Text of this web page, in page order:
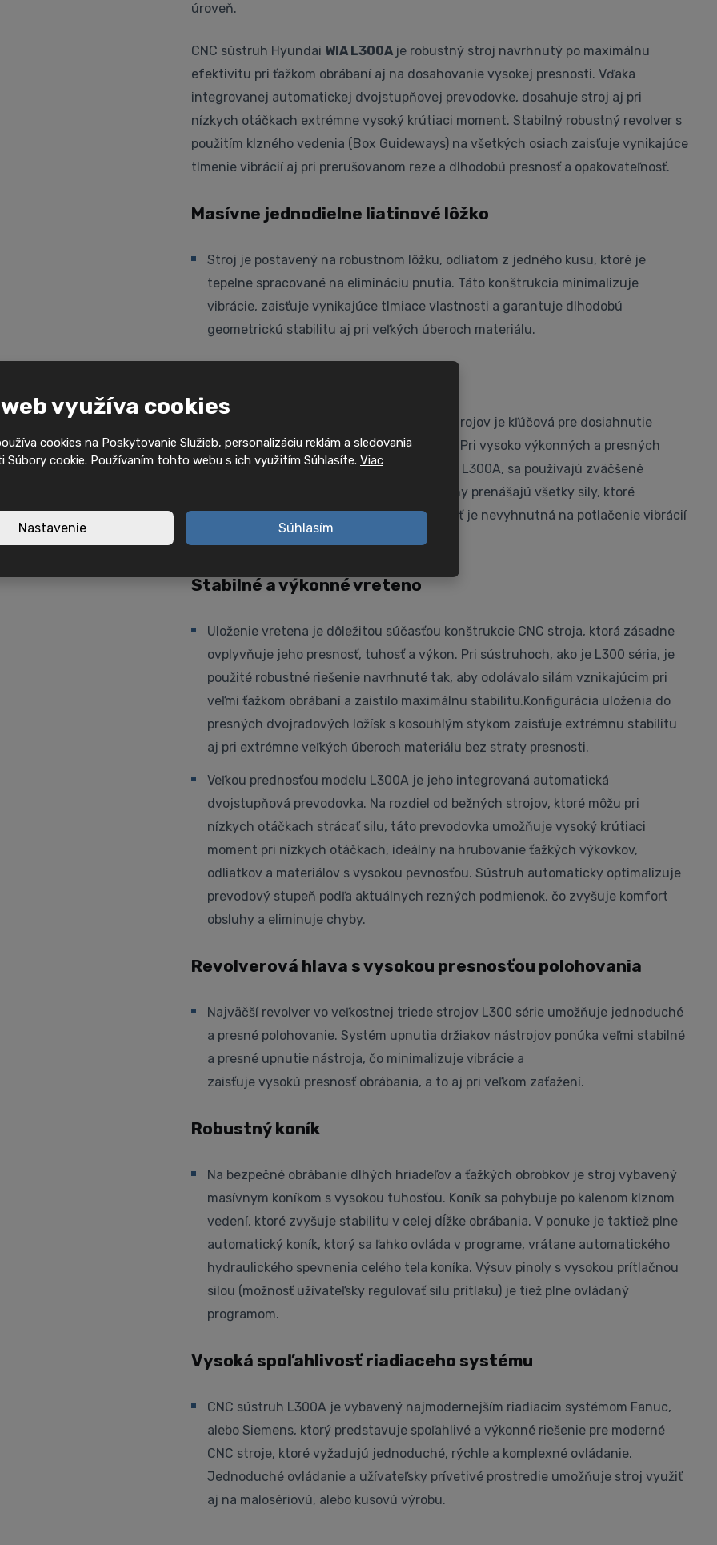
úroveň.
CNC sústruh Hyundai WIA L300A je robustný stroj navrhnutý po maximálnu
efektivitu pri ťažkom obrábaní aj na dosahovanie vysokej presnosti. Vďaka
integrovanej automatickej dvojstupňovej prevodovke, dosahuje stroj aj pri
nízkych otáčkach extrémne vysoký krútiaci moment. Stabilný robustný revolver s
použitím klzného vedenia (Box Guideways) na všetkých osiach zaisťuje vynikajúce
tlmenie vibrácií aj pri prerušovanom reze a dlhodobú presnosť a opakovateľnosť.
Masívne jednodielne liatinové lôžko
Stroj je postavený na robustnom lôžku, odliatom z jedného kusu, ktoré je
tepelne spracované na elimináciu pnutia. Táto konštrukcia minimalizuje
vibrácie, zaisťuje vynikajúce tlmiace vlastnosti a garantuje dlhodobú
geometrickú stabilitu aj pri veľkých úberoch materiálu.
Konštrukcia pojazdov (vedenie) osí CNC strojov je kľúčová pre dosiahnutie
presnosti a stability obrábacieho procesu. Pri vysoko výkonných a presných
strojoch, ako je CNC sústruh Hyundai WIA L300A, sa používajú zväčšené
vodiace plochy na vedenie osí. Tieto plochy prenášajú všetky sily, ktoré
vznikajú počas obrábania, a ich robustnosť je nevyhnutná na potlačenie vibrácií
Stabilné a výkonné vreteno
Uloženie vretena je dôležitou súčasťou konštrukcie CNC stroja, ktorá zásadne
ovplyvňuje jeho presnosť, tuhosť a výkon. Pri sústruhoch, ako je L300 séria, je
použité robustné riešenie navrhnuté tak, aby odolávalo silám vznikajúcim pri
veľmi ťažkom obrábaní a zaistilo maximálnu stabilitu.Konfigurácia uloženia do
presných dvojradových ložísk s kosouhlým stykom zaisťuje extrémnu stabilitu
aj pri extrémne veľkých úberoch materiálu bez straty presnosti.
Veľkou prednosťou modelu L300A je jeho integrovaná automatická
dvojstupňová prevodovka. Na rozdiel od bežných strojov, ktoré môžu pri
nízkych otáčkach strácať silu, táto prevodovka umožňuje vysoký krútiaci
moment pri nízkych otáčkach, ideálny na hrubovanie ťažkých výkovkov,
odliatkov a materiálov s vysokou pevnosťou. Sústruh automaticky optimalizuje
prevodový stupeň podľa aktuálnych rezných podmienok, čo zvyšuje komfort
obsluhy a eliminuje chyby.
Revolverová hlava s vysokou presnosťou polohovania
Najväčší revolver vo veľkostnej triede strojov L300 série umožňuje jednoduché
a presné polohovanie. Systém upnutia držiakov nástrojov ponúka veľmi stabilné
a presné upnutie nástroja, čo minimalizuje vibrácie a
zaisťuje vysokú presnosť obrábania, a to aj pri veľkom zaťažení.
Robustný koník
Na bezpečné obrábanie dlhých hriadeľov a ťažkých obrobkov je stroj vybavený
masívnym koníkom s vysokou tuhosťou. Koník sa pohybuje po kalenom klznom
vedení, ktoré zvyšuje stabilitu v celej dĺžke obrábania. V ponuke je taktiež plne
automatický koník, ktorý sa ľahko ovláda v programe, vrátane automatického
hydraulického spevnenia celého tela koníka. Výsuv pinoly s vysokou prítlačnou
silou (možnosť užívateľsky regulovať silu prítlaku) je tiež plne ovládaný
programom.
Vysoká spoľahlivosť riadiaceho systému
CNC sústruh L300A je vybavený najmodernejším riadiacim systémom Fanuc,
alebo Siemens, ktorý predstavuje spoľahlivé a výkonné riešenie pre moderné
CNC stroje, ktoré vyžadujú jednoduché, rýchle a komplexné ovládanie.
Jednoduché ovládanie a užívateľsky prívetivé prostredie umožňuje stroj využiť
aj na malosériovú, alebo kusovú výrobu.
využíva cookies
cookies na Poskytovanie Služieb, personalizáciu reklám a sledovania
Súbory cookie. Používaním tohto webu s ich využitím Súhlasíte. Viac
Nastavenie Súhlasím